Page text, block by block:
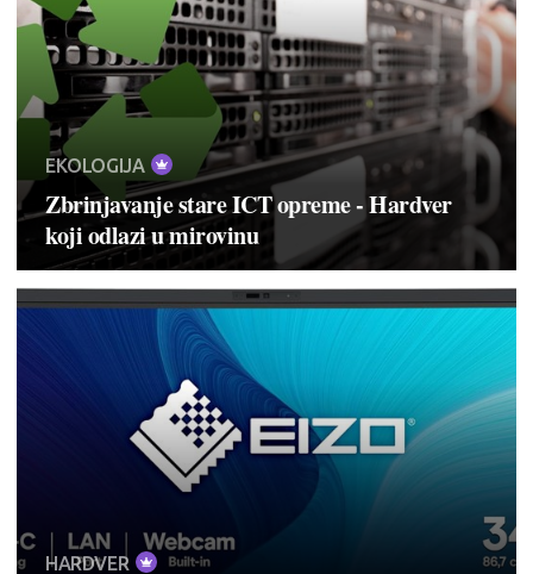
EKOLOGIJA
Zbrinjavanje stare ICT opreme - Hardver
koji odlazi u mirovinu
HARDVER